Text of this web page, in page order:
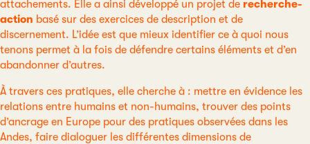
attachements. Elle a ainsi développé un projet de recherche-
action basé sur des exercices de description et de
discernement. L’idée est que mieux identifier ce à quoi nous
tenons permet à la fois de défendre certains éléments et d’en
abandonner d’autres.
À travers ces pratiques, elle cherche à : mettre en évidence les
relations entre humains et non-humains, trouver des points
d’ancrage en Europe pour des pratiques observées dans les
Andes, faire dialoguer les différentes dimensions de